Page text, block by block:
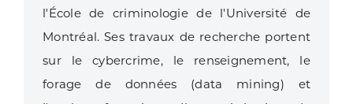
l'École de criminologie de l'Université de
Montréal. Ses travaux de recherche portent
sur le cybercrime, le renseignement, le
forage de données (data mining) et